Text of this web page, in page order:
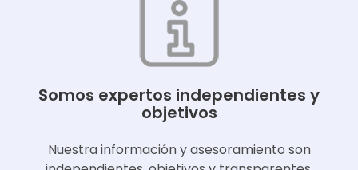
Somos expertos independientes y
objetivos
Nuestra información y asesoramiento son